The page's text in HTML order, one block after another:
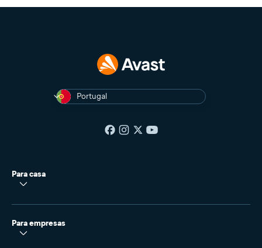
Portugal
Para casa
Para empresas